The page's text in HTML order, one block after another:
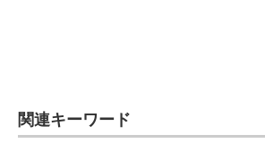
関連キーワード